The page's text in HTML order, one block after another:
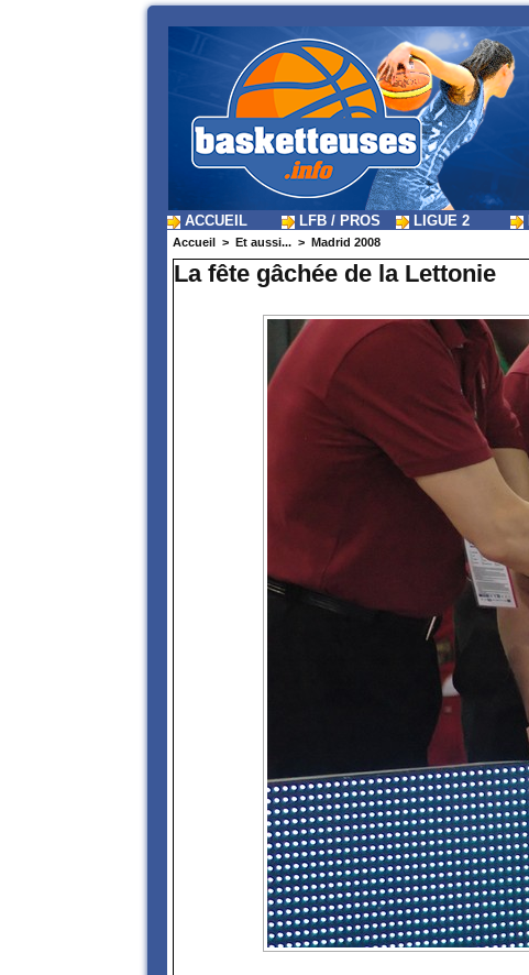
ACCUEIL LFB / PROS LIGUE 2
Accueil > Et aussi... > Madrid 2008
La fête gâchée de la Lettonie